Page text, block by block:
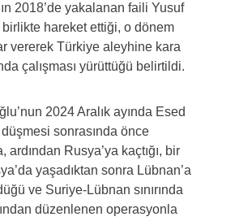
2018’de yakalanan faili Yusuf
hareket ettiği, o dönem
vererek Türkiye aleyhine kara
çalışması yürüttüğü belirtildi.
2024 Aralık ayında Esed
sonrasında önce
ardından Rusya’ya kaçtığı, bir
yaşadıktan sonra Lübnan’a
ve Suriye-Lübnan sınırında
düzenlenen operasyonla